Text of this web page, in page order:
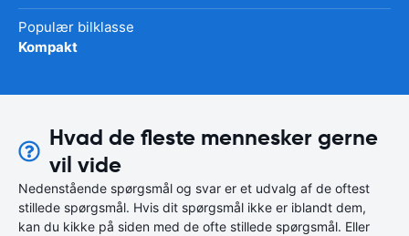
Populær bilklasse
Kompakt
Hvad de fleste mennesker gerne
vil vide
Nedenstående spørgsmål og svar er et udvalg af de oftest
stillede spørgsmål. Hvis dit spørgsmål ikke er iblandt dem,
kan du kikke på siden med de ofte stillede spørgsmål. Eller